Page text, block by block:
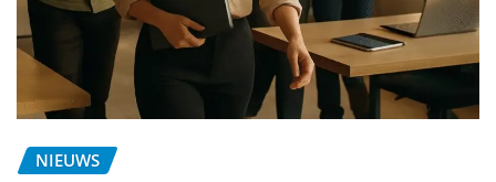
NIEUWS